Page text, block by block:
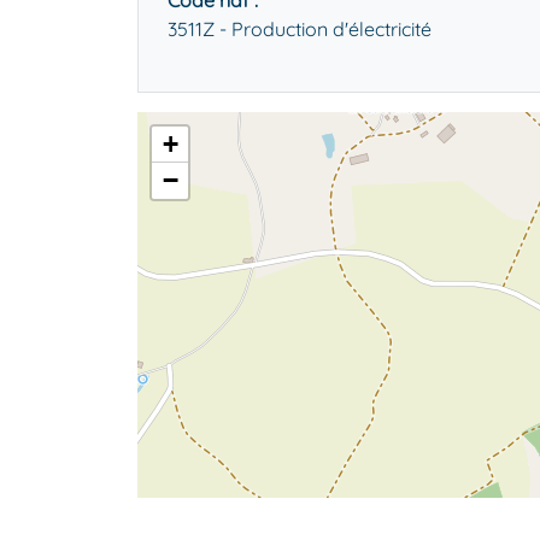
3511Z - Production d'électricité
+
−